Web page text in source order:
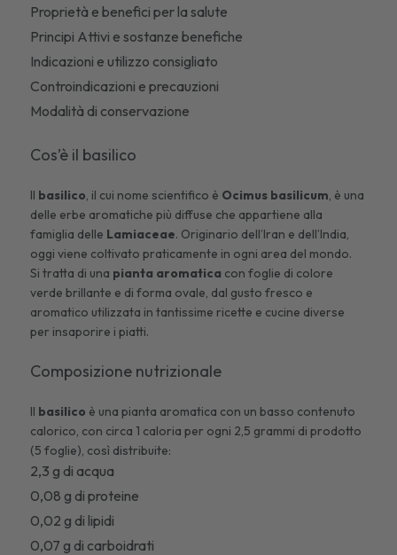
Proprietà e benefici per la salute
Principi Attivi e sostanze benefiche
Indicazioni e utilizzo consigliato
Controindicazioni e precauzioni
Modalità di conservazione
Cos’è il basilico
Il basilico, il cui nome scientifico è Ocimus basilicum, è una
delle erbe aromatiche più diffuse che appartiene alla
famiglia delle Lamiaceae. Originario dell’Iran e dell’India,
oggi viene coltivato praticamente in ogni area del mondo.
Si tratta di una pianta aromatica con foglie di colore
verde brillante e di forma ovale, dal gusto fresco e
aromatico utilizzata in tantissime ricette e cucine diverse
per insaporire i piatti.
Composizione nutrizionale
Il basilico è una pianta aromatica con un basso contenuto
calorico, con circa 1 caloria per ogni 2,5 grammi di prodotto
(5 foglie), così distribuite:
2,3 g di acqua
0,08 g di proteine
0,02 g di lipidi
0,07 g di carboidrati